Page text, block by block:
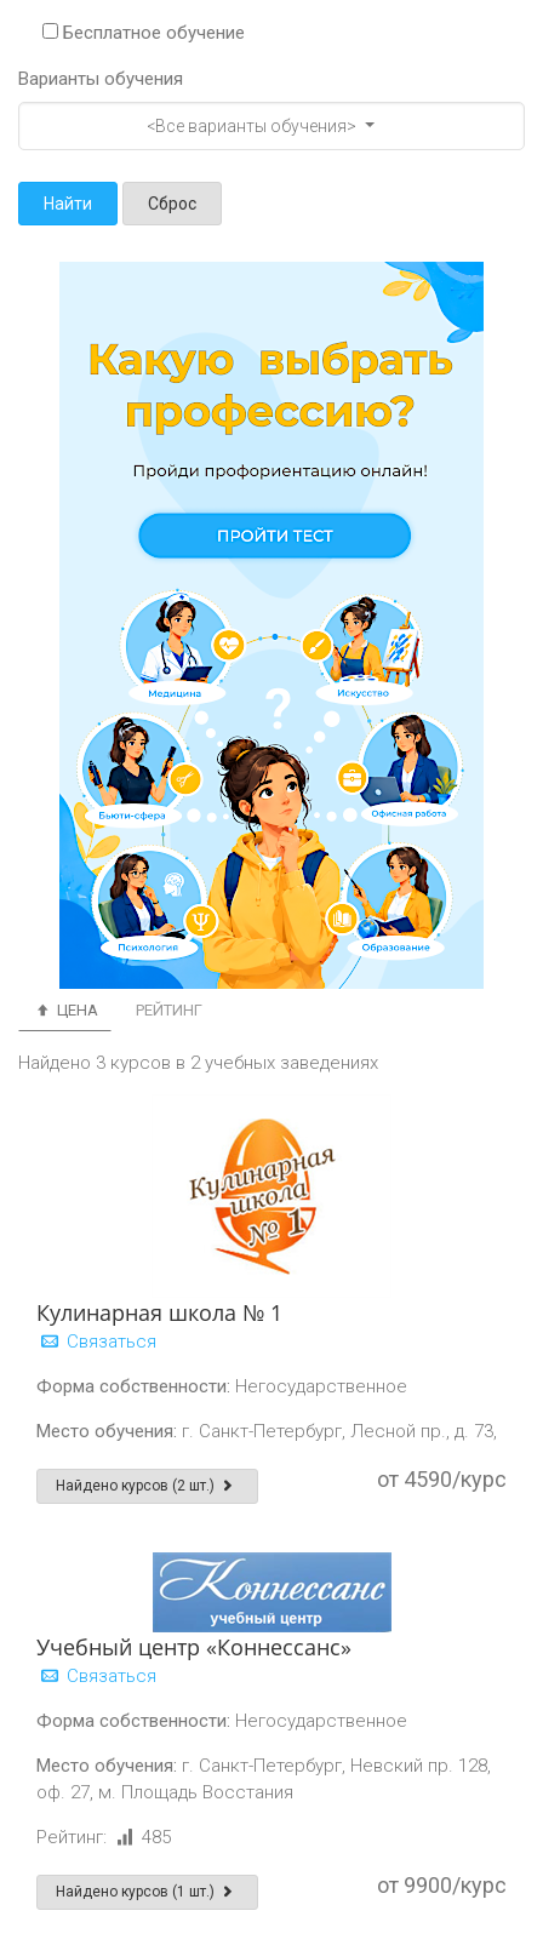
Бесплатное обучение
Варианты обучения
<Все варианты обучения>
Найти Сброс
ЦЕНА РЕЙТИНГ
Найдено 3 курсов в 2 учебных заведениях
Кулинарная школа № 1
Связаться
Форма собственности: Негосударственное
Место обучения: г. Санкт-Петербург, Лесной пр., д. 73,
Найдено курсов (2 шт.) от 4590/курс
Учебный центр «Коннессанс»
Связаться
Форма собственности: Негосударственное
Место обучения: г. Санкт-Петербург, Невский пр. 128,
оф. 27, м. Площадь Восстания
Рейтинг: 485
Найдено курсов (1 шт.) от 9900/курс